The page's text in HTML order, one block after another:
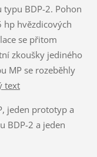
BDP-2. Pohon
hvězdicových
se přitom
zkoušky jediného
MP se rozeběhly
text
jeden prototyp a
BDP-2 a jeden